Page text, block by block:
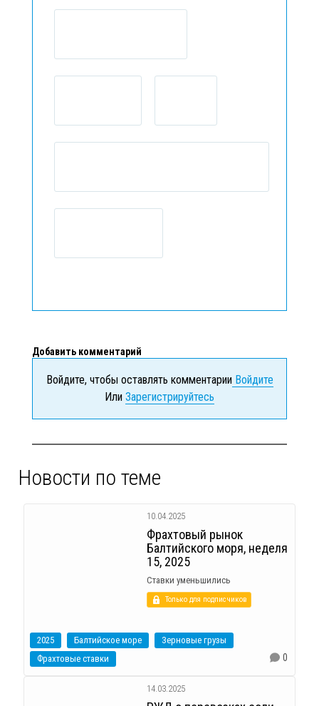
Добавить комментарий
Войдите, чтобы оставлять комментарииВойдите
Или Зарегистрируйтесь
Новости по теме
10.04.2025
Фрахтовый рынок
Балтийского моря, неделя
15, 2025
Ставки уменьшились
Только для подписчиков
2025 Балтийское море
Зерновые грузы
Фрахтовые ставки
0
14.03.2025